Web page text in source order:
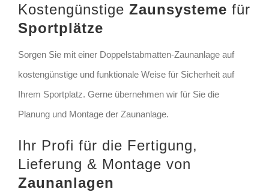
Kostengünstige Zaunsysteme für
Sportplätze
Sorgen Sie mit einer Doppelstabmatten-Zaunanlage auf
kostengünstige und funktionale Weise für Sicherheit auf
Ihrem Sportplatz. Gerne übernehmen wir für Sie die
Planung und Montage der Zaunanlage.
Ihr Profi für die Fertigung,
Lieferung & Montage von
Zaunanlagen